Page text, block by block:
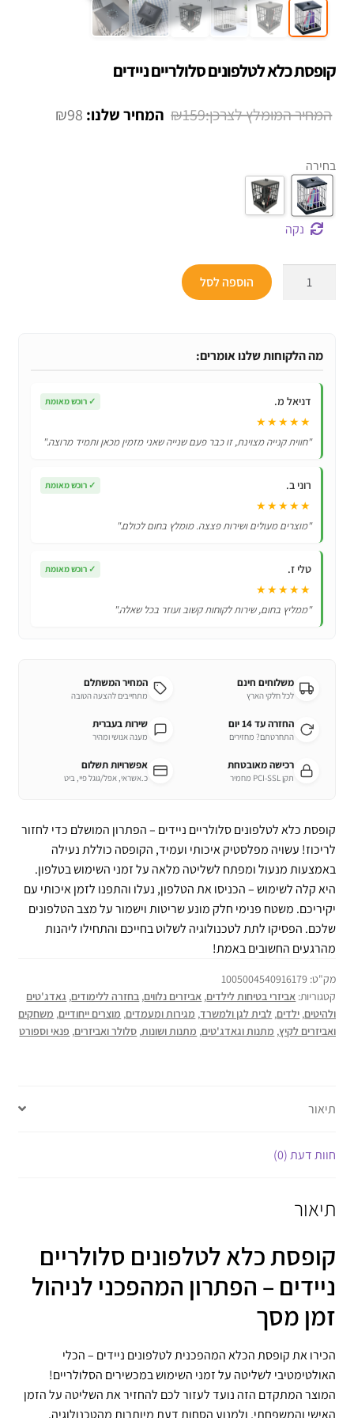
קופסת כלא לטלפונים סלולריים ניידים
₪159
המחיר
₪98 המחיר
בחירה
נקה
לטלפונים
ניידים
הוספה לסל
מה הלקוחות שלנו אומרים:
דניאל מ. ✓ רוכש מאומת
★★★★★
"חווית קנייה מצוינת, זו כבר פעם שנייה שאני מזמין מכאן ותמיד מרוצה."
רוני ב. ✓ רוכש מאומת
★★★★★
"מוצרים מעולים ושירות פצצה. מומלץ בחום לכולם."
טלי ז. ✓ רוכש מאומת
★★★★★
"ממליץ בחום, שירות לקוחות קשוב ועוזר בכל שאלה."
משלוחים חינם
לכל חלקי הארץ
המחיר המשתלם
מתחייבים להצעה הטובה
החזרה עד 14 יום
התחרטתם? מחזירים
שירות בעברית
מענה אנושי ומהיר
רכישה מאובטחת
תקן PCI-SSL מחמיר
אפשרויות תשלום
כ.אשראי, אפל/גוגל פיי, ביט
קופסת כלא לטלפונים סלולריים ניידים – הפתרון המושלם כדי לחזור
לריכוז! עשויה מפלסטיק איכותי ועמיד, הקופסה כוללת נעילה
באמצעות מנעול ומפתח לשליטה מלאה על זמני השימוש בטלפון.
היא קלה לשימוש – הכניסו את הטלפון, נעלו והתפנו לזמן איכותי עם
יקיריכם. משטח פנימי חלק מונע שריטות וישמור על מצב הטלפונים
שלכם. הפסיקו לתת לטכנולוגיה לשלוט בחייכם והתחילו ליהנות
מהרגעים החשובים באמת!
מק"ט: 1005004540916179
קטגוריות: אביזרי בטיחות לילדים, אביזרים נלווים, בחזרה ללימודים, גאדג'טים
ולהיטים, ילדים, לבית לגן ולמשרד, מגירות ומעמדים, מוצרים ייחודיים, משחקים
ואביזרים לקיץ, מתנות וגאדג'טים, מתנות ושונות, סלולר ואביזרים, פנאי וספורט
תיאור
חוות דעת (0)
תיאור
קופסת כלא לטלפונים סלולריים
ניידים – הפתרון המהפכני לניהול
זמן מסך
הכירו את קופסת הכלא המהפכנית לטלפונים ניידים – הכלי
האולטימטיבי לשליטה על זמני השימוש במכשירים הסלולריים!
המוצר המתקדם הזה נועד לעזור לכם להחזיר את השליטה על הזמן
האישי והמשפחתי, ולמנוע הסחות דעת מיותרות מהטכנולוגיה.